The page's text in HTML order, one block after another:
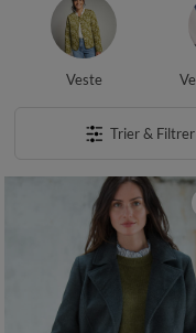
Veste
Trier & Filtrer